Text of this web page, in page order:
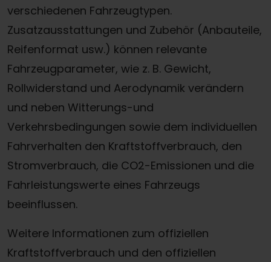
verschiedenen Fahrzeugtypen.
Zusatzausstattungen und Zubehör (Anbauteile,
Reifenformat usw.) können relevante
Fahrzeugparameter, wie z. B. Gewicht,
Rollwiderstand und Aerodynamik verändern
und neben Witterungs-und
Verkehrsbedingungen sowie dem individuellen
Fahrverhalten den Kraftstoffverbrauch, den
Stromverbrauch, die CO2-Emissionen und die
Fahrleistungswerte eines Fahrzeugs
beeinflussen.
Weitere Informationen zum offiziellen
Kraftstoffverbrauch und den offiziellen